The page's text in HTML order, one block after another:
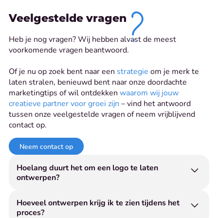
Veelgestelde vragen
Heb je nog vragen? Wij hebben alvast de meest
voorkomende vragen beantwoord.
Of je nu op zoek bent naar een strategie om je merk te
laten stralen, benieuwd bent naar onze doordachte
marketingtips of wil ontdekken waarom wij jouw
creatieve partner voor groei zijn – vind het antwoord
tussen onze veelgestelde vragen of neem vrijblijvend
contact op.
Neem contact op
Hoelang duurt het om een logo te laten
ontwerpen?
gemiddeld twee weken. Dit hangt af van de
complexiteit van het project en de beschikbaarheid
Hoeveel ontwerpen krijg ik te zien tijdens het
proces?